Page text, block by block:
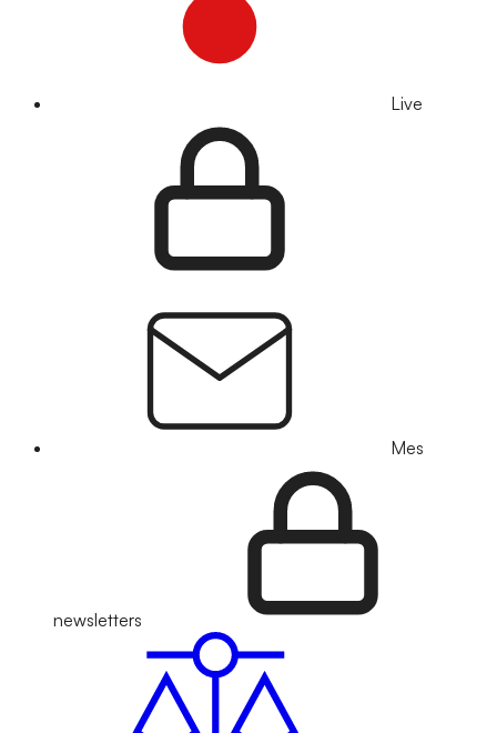
Live
Mes
newsletters